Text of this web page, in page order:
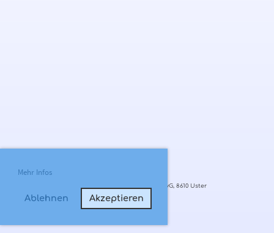
Mehr Infos
Ablehnen Akzeptieren
© Segelclub vom Greifensee, SCvG, 8610 Uster